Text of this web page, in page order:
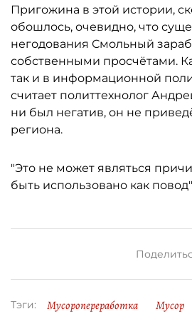
Пригожина в этой истории,
обошлось, очевидно, что
негодования Смольный
собственными просчётами.
так и в информационной
считает политтехнолог
ни был негатив, он не
региона.
"Это не может являться
быть использовано как
Тэги: Мусоропереработка Мусор